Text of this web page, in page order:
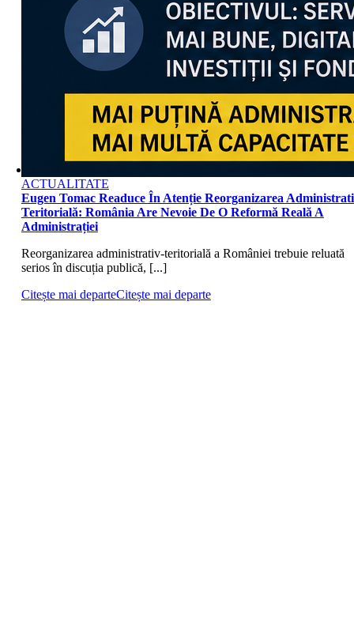
ACTUALITATE
Eugen Tomac Readuce În Atenție Reorganizarea
Teritorială: România Are Nevoie De O Reformă Reală A
Administrației
Reorganizarea administrativ-teritorială a României trebuie reluată
serios în discuția publică, [...]
Citește mai departeCitește mai departe